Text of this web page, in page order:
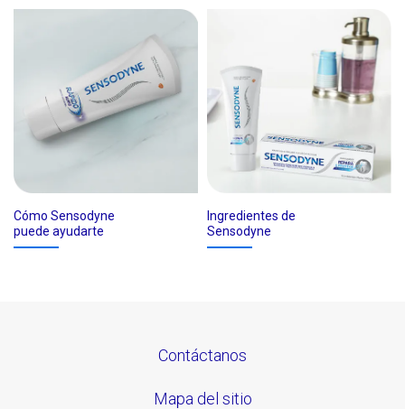
Cómo Sensodyne
puede ayudarte
Ingredientes de
Sensodyne
Contáctanos
Mapa del sitio